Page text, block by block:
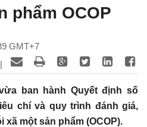
phẩm OCOP
GMT+7
|
ban hành Quyết định số
chí và quy trình đánh giá,
xã một sản phẩm (OCOP).